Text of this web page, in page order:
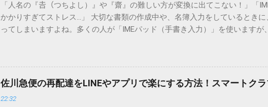
「人名の『𠮷（つちよし）』や『齋』の難しい方が変換に出てこない！」「
かかりすぎてストレス…」 大切な書類の作成中や、名簿入力をしているとき
ってしまいますよね。多くの人が「IMEパッド（手書き入力）」を使います
ードを打ち込むだけで一瞬で旧字や外字、特殊記号を呼び出す「文字コード
この方法をマスターすれば、もう難しい漢字の入力で手を止める必要はあり
が出てこないのか？ そもそも、なぜ普通の変換で出てこない漢字があるので
認識する仕組みにあります。 日本のパソコンで一般的に使われる漢字は、JIS
準」「第2水準」といった形で整理されています。しかし、人名や地名に使わ
佐川急便の再配達をLINEやアプリで楽にする方法！スマートク
22:32